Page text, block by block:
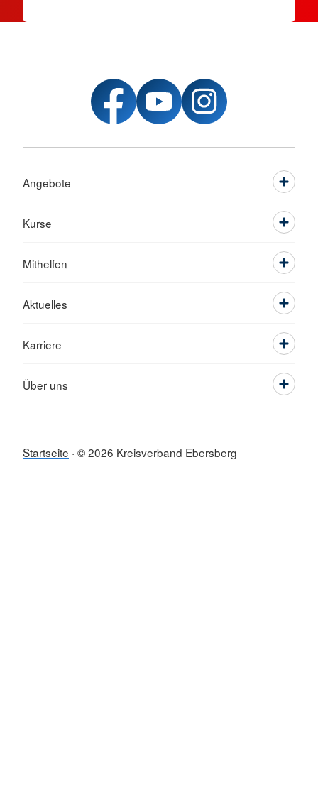
Angebote
Kurse
Mithelfen
Aktuelles
Karriere
Über uns
Startseite © 2026 Kreisverband Ebersberg